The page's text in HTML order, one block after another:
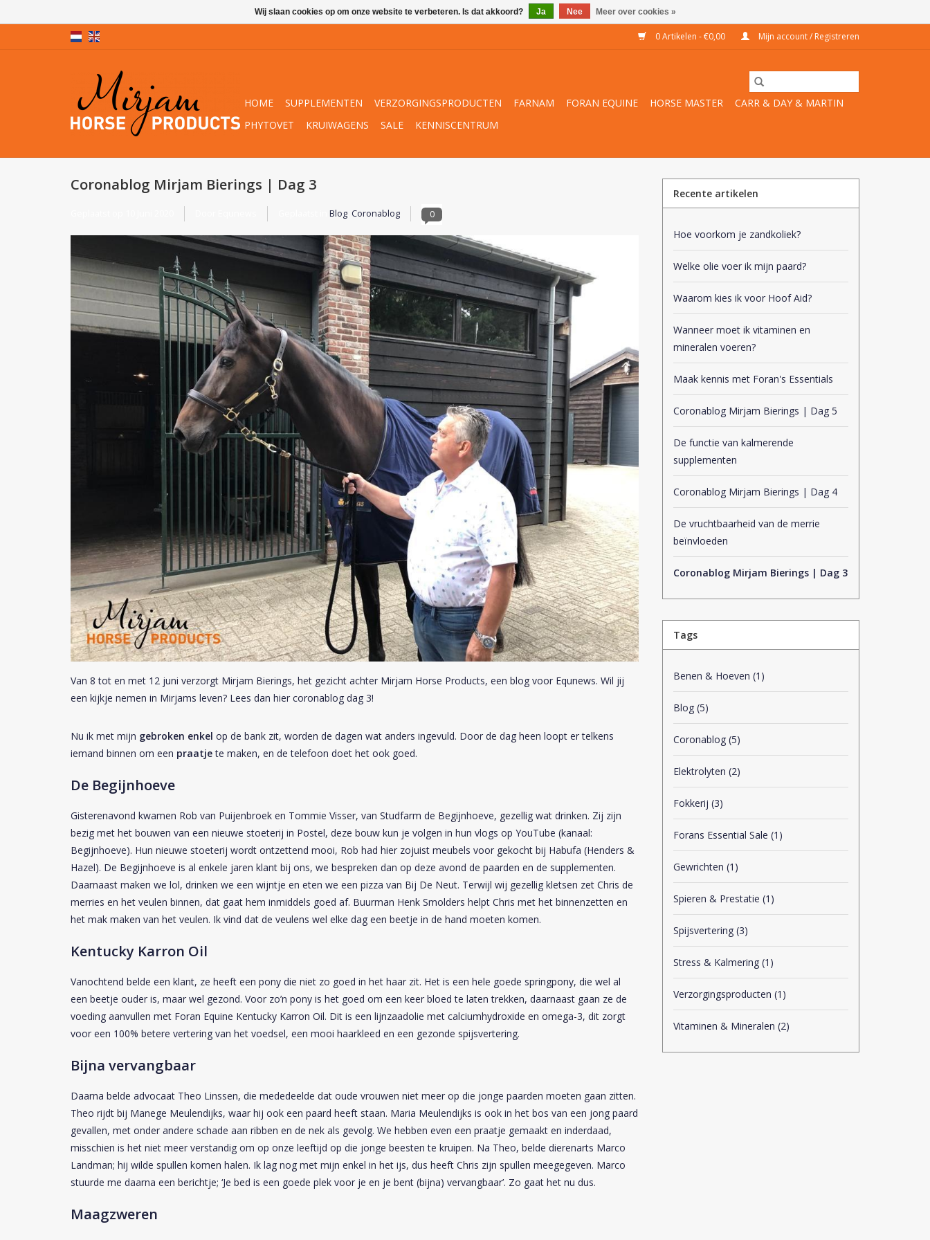
0 Artikelen - €0,00 Mijn account / Registreren
HOME SUPPLEMENTEN VERZORGINGSPRODUCTEN FARNAM FORAN EQUINE HORSE MASTER
CARR & DAY & MARTIN
PHYTOVET
KRUIWAGENS SALE KENNISCENTRUM
Coronablog Mirjam Bierings | Dag 3
Blog Coronablog 0
Van 8 tot en met 12 juni verzorgt Mirjam Bierings, het gezicht achter Mirjam Horse Products, een blog voor Equnews. Wil jij
een kijkje nemen in Mirjams leven? Lees dan hier coronablog dag 3!
Nu ik met mijn gebroken enkel op de bank zit, worden de dagen wat anders ingevuld. Door de dag heen loopt er telkens
iemand binnen om een praatjete maken, en de telefoon doet het ook goed.
De Begijnhoeve
Gisterenavond kwamen Rob van Puijenbroek en Tommie Visser, van Studfarm de Begijnhoeve, gezellig wat drinken. Zij zijn
bezig met het bouwen van een nieuwe stoeterij in Postel, deze bouw kun je volgen in hun vlogs op YouTube (kanaal:
Begijnhoeve). Hun nieuwe stoeterij wordt ontzettend mooi, Rob had hier zojuist meubels voor gekocht bij Habufa (Henders &
Hazel). De Begijnhoeve is al enkele jaren klant bij ons, we bespreken dan op deze avond de paarden en de supplementen.
Daarnaast maken we lol, drinken we een wijntje en eten we een pizza van Bij De Neut. Terwijl wij gezellig kletsen zet Chris de
merries en het veulen binnen, dat gaat hem inmiddels goed af. Buurman Henk Smolders helpt Chris met het binnenzetten en
het mak maken van het veulen. Ik vind dat de veulens wel elke dag een beetje in de hand moeten komen.
Kentucky Karron Oil
Vanochtend belde een klant, ze heeft een pony die niet zo goed in het haar zit. Het is een hele goede springpony, die wel al
een beetje ouder is, maar wel gezond. Voor zo’n pony is het goed om een keer bloed te laten trekken, daarnaast gaan ze de
voeding aanvullen met Foran Equine Kentucky Karron Oil. Dit is een lijnzaadolie met calciumhydroxide en omega-3, dit zorgt
voor een 100% betere vertering van het voedsel, een mooi haarkleed en een gezonde spijsvertering.
Bijna vervangbaar
Daarna belde advocaat Theo Linssen, die mededeelde dat oude vrouwen niet meer op die jonge paarden moeten gaan zitten.
Theo rijdt bij Manege Meulendijks, waar hij ook een paard heeft staan. Maria Meulendijks is ook in het bos van een jong paard
gevallen, met onder andere schade aan ribben en de nek als gevolg. We hebben even een praatje gemaakt en inderdaad,
misschien is het niet meer verstandig om op onze leeftijd op die jonge beesten te kruipen. Na Theo, belde dierenarts Marco
Landman; hij wilde spullen komen halen. Ik lag nog met mijn enkel in het ijs, dus heeft Chris zijn spullen meegegeven. Marco
stuurde me daarna een berichtje; ‘Je bed is een goede plek voor je en je bent (bijna) vervangbaar’. Zo gaat het nu dus.
Maagzweren
Recente artikelen
Hoe voorkom je zandkoliek?
Welke olie voer ik mijn paard?
Waarom kies ik voor Hoof Aid?
Wanneer moet ik vitaminen en
mineralen voeren?
Maak kennis met Foran's Essentials
Coronablog Mirjam Bierings | Dag 5
De functie van kalmerende
supplementen
Coronablog Mirjam Bierings | Dag 4
De vruchtbaarheid van de merrie
beïnvloeden
Coronablog Mirjam Bierings | Dag 3
Tags
Benen & Hoeven (1)
Blog (5)
Coronablog (5)
Elektrolyten (2)
Fokkerij (3)
Forans Essential Sale (1)
Gewrichten (1)
Spieren & Prestatie (1)
Spijsvertering (3)
Stress & Kalmering (1)
Verzorgingsproducten (1)
Vitaminen & Mineralen (2)
Wij slaan cookies op om onze website te verbeteren. Is dat akkoord? Ja Nee Meer over cookies »